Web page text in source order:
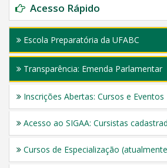
Acesso Rápido
Escola Preparatória da UFABC
Transparência: Emenda Parlamentar
Inscrições Abertas: Cursos e Eventos
Acesso ao SIGAA: Cursistas
Cursos de Especialização